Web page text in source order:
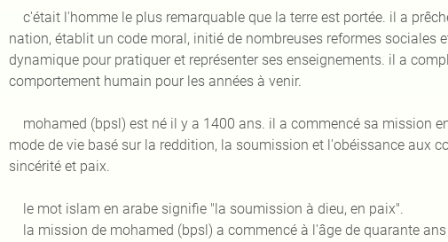
c'était l'homme le plus remarquable que la terre est portée. il a
nation, établit un code moral, initié de nombreuses reformes sociales
dynamique pour pratiquer et représenter ses enseignements. il a
comportement humain pour les années à venir.
mohamed (bpsl) est né il y a 1400 ans. il a commencé sa mission
mode de vie basé sur la reddition, la soumission et l'obéissance aux
sincérité et paix.
le mot islam en arabe signifie "la soumission à dieu, en paix".
la mission de mohamed (bpsl) a commencé à l'âge de quarante